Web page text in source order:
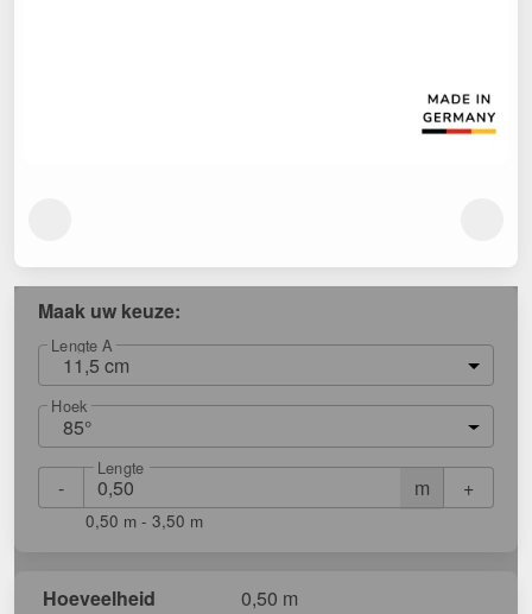
Maak uw keuze:
Lengte A
11,5 cm
Hoek
85°
- m
Lengte
+
0,50 m - 3,50 m
Hoeveelheid
0,50 m